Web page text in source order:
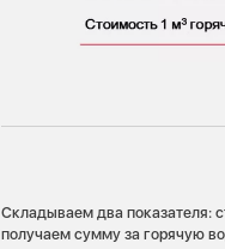
Складываем два показателя:
получаем сумму за горячую